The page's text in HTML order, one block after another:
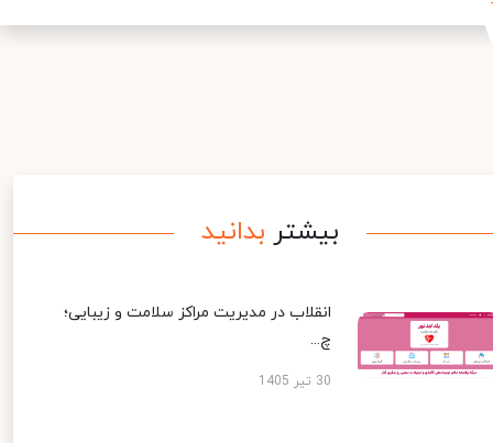
بیشتر بدانید
انقلاب در مدیریت مراکز سلامت و زیبایی؛
چ...
30 تیر 1405